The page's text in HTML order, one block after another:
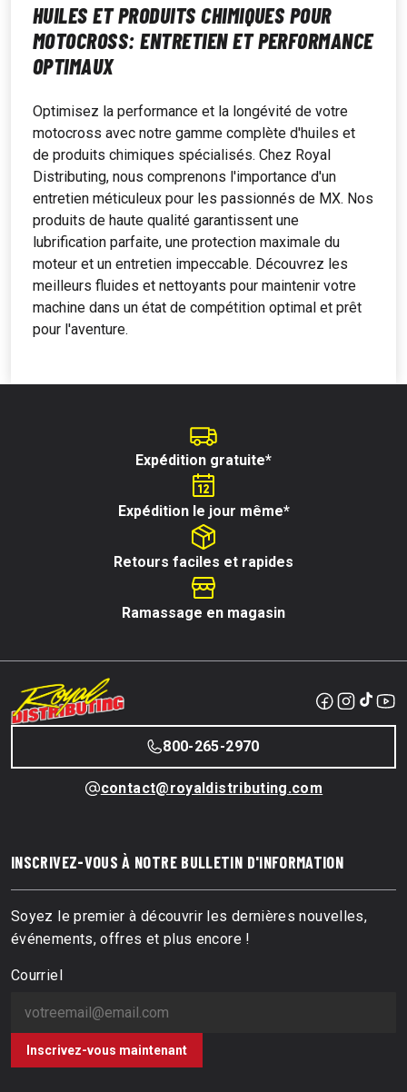
HUILES ET PRODUITS CHIMIQUES POUR
MOTOCROSS: ENTRETIEN ET PERFORMANCE
OPTIMAUX
Optimisez la performance et la longévité de votre
motocross avec notre gamme complète d'huiles et
de produits chimiques spécialisés. Chez Royal
Distributing, nous comprenons l'importance d'un
entretien méticuleux pour les passionnés de MX. Nos
produits de haute qualité garantissent une
lubrification parfaite, une protection maximale du
moteur et un entretien impeccable. Découvrez les
meilleurs fluides et nettoyants pour maintenir votre
machine dans un état de compétition optimal et prêt
pour l'aventure.
Expédition gratuite*
Expédition le jour même*
Retours faciles et rapides
Ramassage en magasin
800-265-2970
contact@royaldistributing.com
INSCRIVEZ-VOUS À NOTRE BULLETIN D'INFORMATION
Soyez le premier à découvrir les dernières nouvelles,
événements, offres et plus encore !
Courriel
Inscrivez-vous maintenant